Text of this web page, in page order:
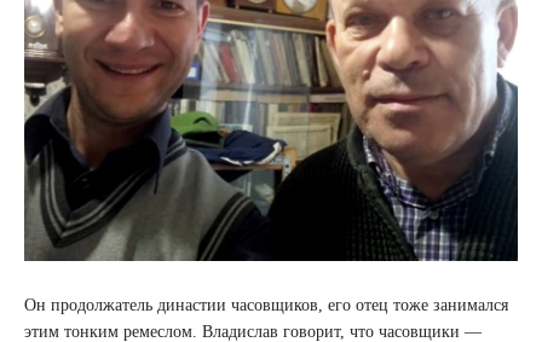
Он продолжатель династии часовщиков, его отец тоже занимался
этим тонким ремеслом. Владислав говорит, что часовщики —